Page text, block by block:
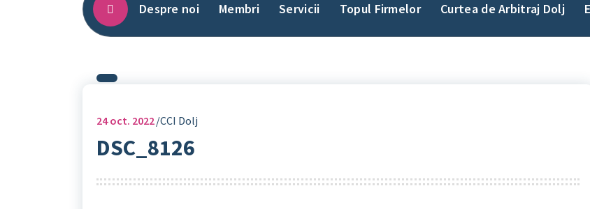
Despre noi Membri Servicii Topul Firmelor Curtea de Arbitraj Dolj
24oct. 2022 CCI Dolj
DSC_8126